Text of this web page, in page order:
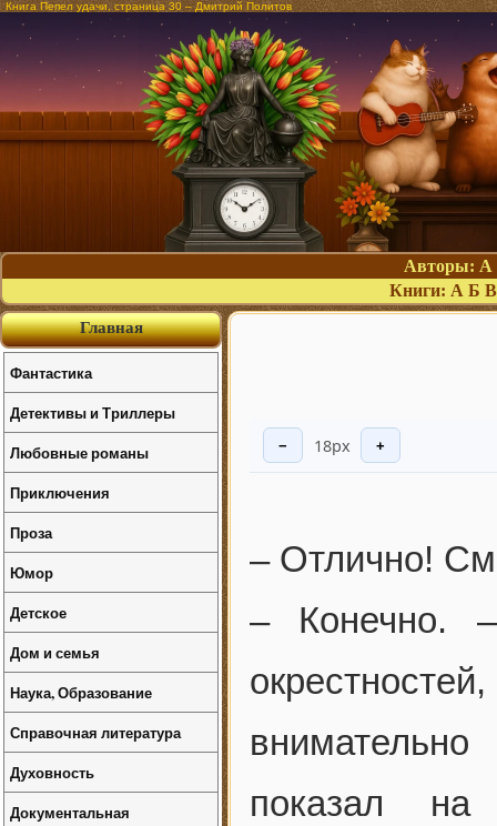
Книга Пепел удачи, страница 30 – Дмитрий Политов
Авторы: А
Книги: А Б В
− 18px +
– Отлично!
– Конечно.
показал
Главная
Фантастика
Детективы и Триллеры
Любовные романы
Приключения
Проза
Юмор
Детское
Дом и семья
Наука, Образование
Справочная литература
Духовность
Документальная